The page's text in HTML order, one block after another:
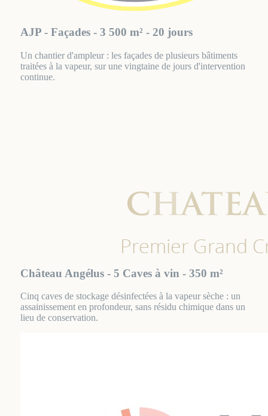
AJP - Façades - 3 500 m² - 20 jours
Un chantier d'ampleur : les façades de plusieurs bâtiments
traitées à la vapeur, sur une vingtaine de jours d'intervention
continue.
Château Angélus - 5 Caves à vin - 350 m²
Cinq caves de stockage désinfectées à la vapeur sèche : un
assainissement en profondeur, sans résidu chimique dans un
lieu de conservation.